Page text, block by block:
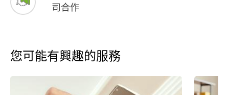
司合作
您可能有興趣的服務